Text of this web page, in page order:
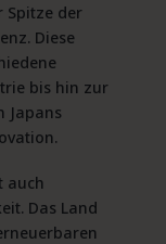
Spitze der
Diese
bis hin zur
Japans
auch
Das Land